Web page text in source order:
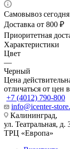
Самовывоз
Доставка от 800 ₽
Приоритетная
Характеристики
Цвет
—
Черный
Цена
отличаться от цен
+7 (4012) 790-800
info@icenter-
Калининград,
ул. Театральная, д.
ТРЦ «Европа»